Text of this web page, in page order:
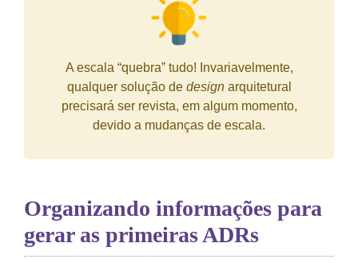
A escala “quebra” tudo! Invariavelmente,
qualquer solução de design arquitetural
precisará ser revista, em algum momento,
devido a mudanças de escala.
Organizando informações para
gerar as primeiras ADRs